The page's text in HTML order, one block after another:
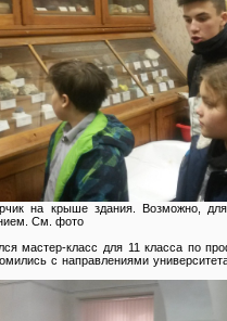
на крыше здания. Возможно,
См. фото
мастер-класс для 11 класса по
с направлениями